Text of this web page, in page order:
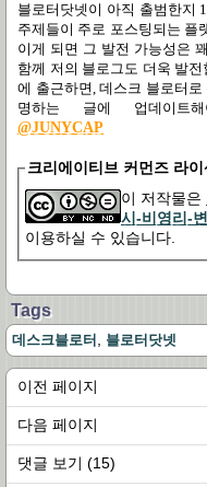
블로터닷넷이 아직 출범한지
주제들이 주로 포스팅되는 플
이게 되면 그 발전 가능성은
함께 저의 블로그도 더욱 발
에 출근하면, 데스크 블로터
명하는 글에 업데이트해
@JUNYCAP
크리에이티브 커먼즈 라
이 저작물은
시-비영리-
이용하실 수 있습니다.
Tags
데스크블로터 , 블로터닷넷
이전 페이지
다음 페이지
댓글 보기 (15)